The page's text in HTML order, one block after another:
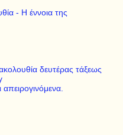
- Η έννοια της
δευτέρας τάξεως